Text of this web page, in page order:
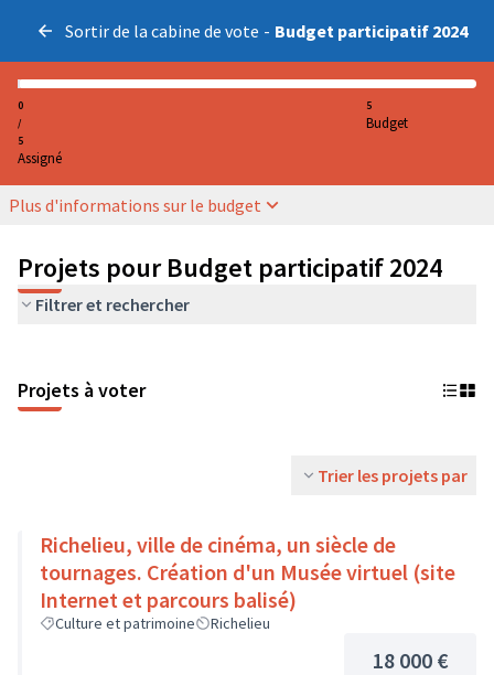
Sortir de la cabine de vote - Budget participatif 2024
0
/
5
Assigné
5
Budget
Plus d'informations sur le budget
Projets pour Budget participatif 2024
Filtrer et rechercher
Projets à voter
Trier les projets par
Richelieu, ville de cinéma, un siècle de
tournages. Création d'un Musée virtuel (site
Internet et parcours balisé)
Culture et patrimoine Richelieu
18 000 €